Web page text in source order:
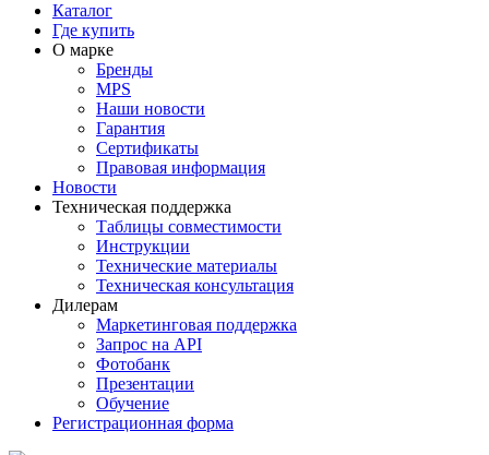
Каталог
Где купить
О марке
Бренды
MPS
Наши новости
Гарантия
Сертификаты
Правовая информация
Новости
Техническая поддержка
Таблицы совместимости
Инструкции
Технические материалы
Техническая консультация
Дилерам
Маркетинговая поддержка
Запрос на API
Фотобанк
Презентации
Обучение
Регистрационная форма